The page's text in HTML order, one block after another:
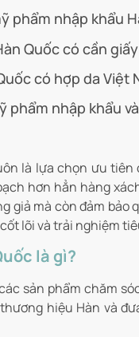
phẩm nhập khẩu
Quốc có cần
có hợp da Việt
phẩm nhập khẩu
là lựa chọn ưu tiên
hơn hẳn hàng
giả mà còn đảm
lõi và trải nghiệm
là gì?
sản phẩm chăm
hiệu Hàn và